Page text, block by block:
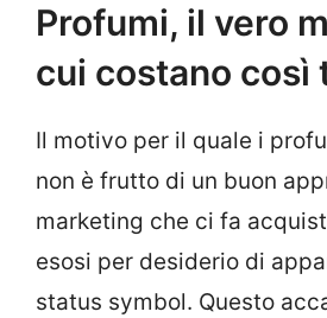
Profumi, il vero
cui costano così
Il motivo per il quale i
non è frutto di un buon
marketing che ci fa
esosi per desiderio di
status symbol. Questo